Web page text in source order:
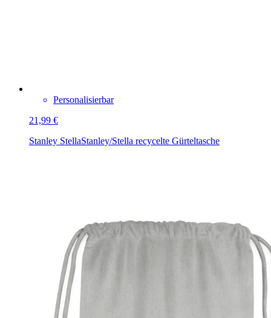
Personalisierbar
21,99 €
Stanley StellaStanley/Stella recycelte Gürteltasche